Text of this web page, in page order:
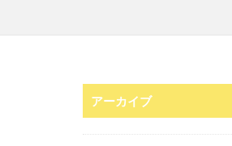
アーカイブ